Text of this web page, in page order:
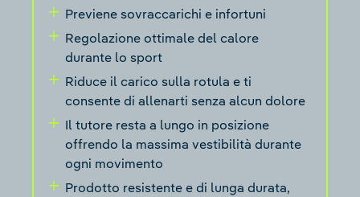
Previene sovraccarichi e infortuni
Regolazione ottimale del calore
durante lo sport
Riduce il carico sulla rotula e ti
consente di allenarti senza alcun dolore
Il tutore resta a lungo in posizione
offrendo la massima vestibilità durante
ogni movimento
Prodotto resistente e di lunga durata,